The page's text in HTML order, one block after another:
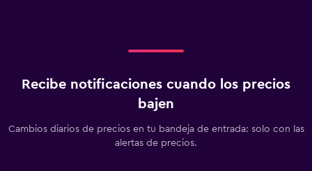
Recibe notificaciones cuando los precios
bajen
Cambios diarios de precios en tu bandeja de entrada: solo con las
alertas de precios.